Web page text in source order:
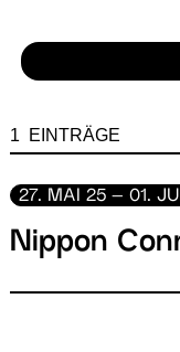
1 EINTRÄGE
27. MAI 25 – 01.
Nippon